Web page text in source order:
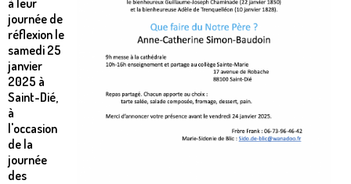
journée de
réflexion le
samedi 25
janvier
2025 à
Saint-Dié,
à
l'occasion
de la
journée
des